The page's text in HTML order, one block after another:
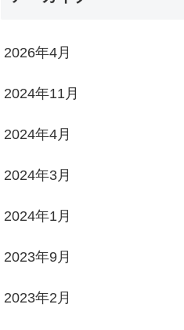
2026年4月
2024年11月
2024年4月
2024年3月
2024年1月
2023年9月
2023年2月